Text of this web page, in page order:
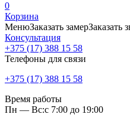
0
Корзина
МенюЗаказать замерЗаказать
Консультация
+375 (17) 388 15 58
Телефоны для связи
+375 (17) 388 15 58
Время работы
Пн — Вс:с 7:00 до 19:00